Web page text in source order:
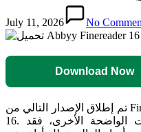
July 11, 2026 No
Download Now
تم إطلاق الإصدار التالي من FineReader PDF، ABBYY FineReader
16. وبفضل الواجهة الجديدة والتحسينات الواضحة الأخرى، فقد